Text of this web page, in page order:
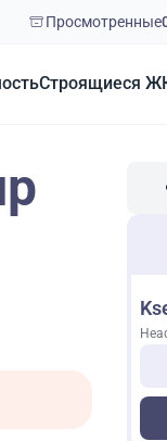
Просмотренные
Строящиеся